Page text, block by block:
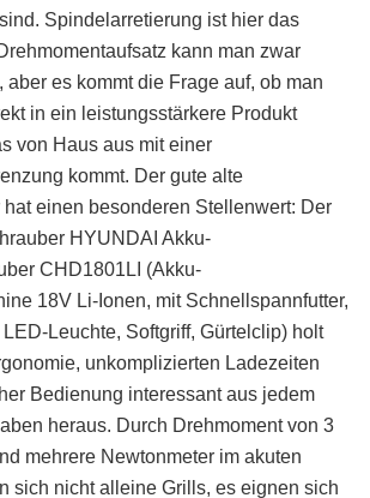
Spindelarretierung ist hier das
kann man zwar
es kommt die Frage auf, ob man
in ein leistungsstärkere Produkt
von Haus aus mit einer
kommt. Der gute alte
einen besonderen Stellenwert: Der
HYUNDAI Akku-
CHD1801LI (Akku-
18V Li-Ionen, mit Schnellspannfutter,
Leuchte, Softgriff, Gürtelclip) holt
unkomplizierten Ladezeiten
Bedienung interessant aus jedem
heraus. Durch Drehmoment von 3
mehrere Newtonmeter im akuten
sich nicht alleine Grills, es eignen sich